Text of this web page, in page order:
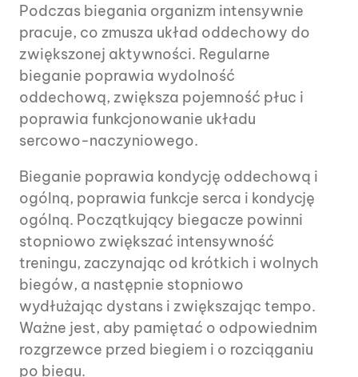
Podczas biegania organizm intensywnie
pracuje, co zmusza układ oddechowy do
zwiększonej aktywności. Regularne
bieganie poprawia wydolność
oddechową, zwiększa pojemność płuc i
poprawia funkcjonowanie układu
sercowo-naczyniowego.
Bieganie poprawia kondycję oddechową i
ogólną, poprawia funkcje serca i kondycję
ogólną. Początkujący biegacze powinni
stopniowo zwiększać intensywność
treningu, zaczynając od krótkich i wolnych
biegów, a następnie stopniowo
wydłużając dystans i zwiększając tempo.
Ważne jest, aby pamiętać o odpowiednim
rozgrzewce przed biegiem i o rozciąganiu
po biegu.